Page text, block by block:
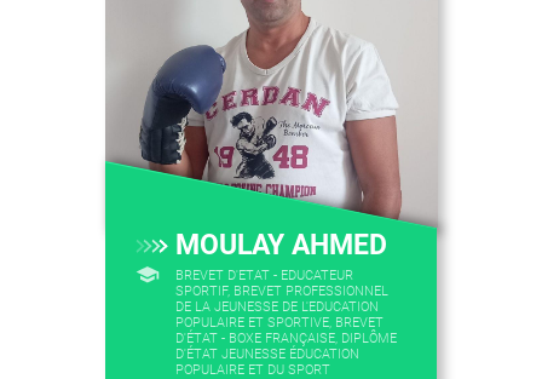
MOULAY AHMED
BREVET D'ETAT - EDUCATEUR
SPORTIF, BREVET PROFESSIONNEL
DE LA JEUNESSE DE L'EDUCATION
POPULAIRE ET SPORTIVE, BREVET
D'ÉTAT - BOXE FRANÇAISE, DIPLÔME
D'ÉTAT JEUNESSE ÉDUCATION
POPULAIRE ET DU SPORT